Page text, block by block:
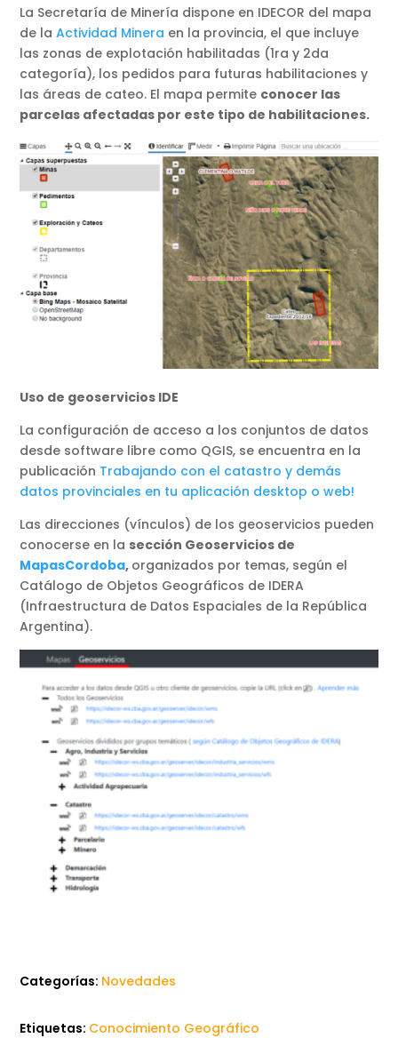
La Secretaría de Minería dispone en IDECOR del mapa
de laActividad Minera en la provincia, el que incluye
las zonas de explotación habilitadas (1ra y 2da
categoría), los pedidos para futuras habilitaciones y
las áreas de cateo. El mapa permite conocer las
parcelas afectadas por este tipo de habilitaciones.
Uso de geoservicios IDE
La configuración de acceso a los conjuntos de datos
desde software libre como QGIS, se encuentra en la
publicación Trabajando con el catastro y demás
datos provinciales en tu aplicación desktop o web!
Las direcciones (vínculos) de los geoservicios pueden
conocerse en la sección Geoservicios de
MapasCordoba, organizados por temas, según el
Catálogo de Objetos Geográficos de IDERA
(Infraestructura de Datos Espaciales de la República
Argentina).
Categorías: Novedades
Etiquetas: Conocimiento Geográfico